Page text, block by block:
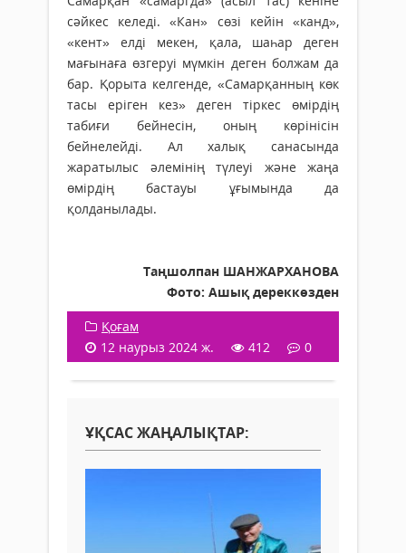
сәйкес келеді. «Кан» сөзі кейін «канд»,
«кент» елді мекен, қала, шаһар деген
мағынаға өзгеруі мүмкін деген болжам да
бар. Қорыта келгенде, «Самарқанның көк
тасы еріген кез» деген тіркес өмірдің
табиғи бейнесін, оның көрінісін
бейнелейді. Ал халық санасында
жаратылыс әлемінің түлеуі және жаңа
өмірдің бастауы ұғымында да
қолданылады.
Таңшолпан ШАНЖАРХАНОВА
Фото: Ашық дереккөзден
Қоғам
12 наурыз 2024 ж.
412 0
ҰҚСАС ЖАҢАЛЫҚТАР: